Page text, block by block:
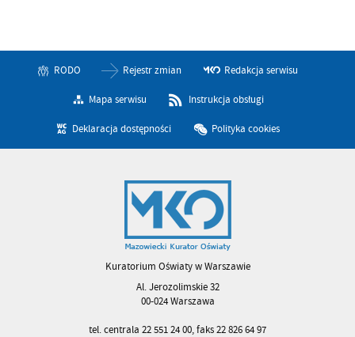
RODO Rejestr zmian Redakcja serwisu
Mapa serwisu Instrukcja obsługi
Deklaracja dostępności Polityka cookies
Kuratorium Oświaty w Warszawie
Al. Jerozolimskie 32
00-024 Warszawa
tel. centrala 22 551 24 00, faks 22 826 64 97